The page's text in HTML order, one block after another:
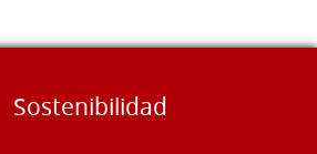
Sostenibilidad